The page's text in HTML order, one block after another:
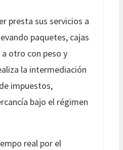
presta sus servicios a
paquetes, cajas
otro con peso y
la intermediación
impuestos,
bajo el régimen
real por el